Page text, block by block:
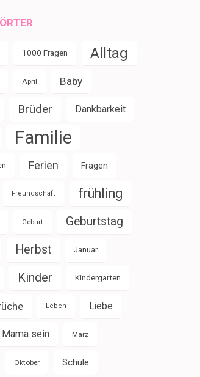
1000 Fragen Alltag
April Baby
Brüder Dankbarkeit
Familie
Ferien Fragen
Freundschaft frühling
Geburt Geburtstag
Herbst Januar
Kinder Kindergarten
Leben Liebe
Mama sein März
Oktober Schule